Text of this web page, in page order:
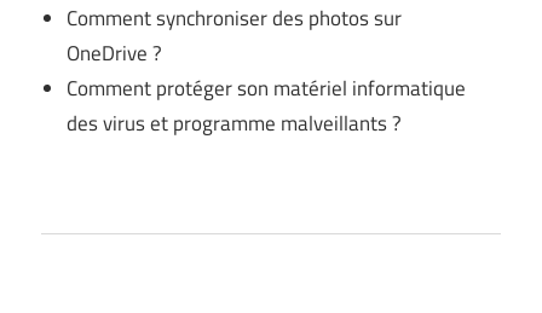
Comment synchroniser des photos sur
OneDrive ?
Comment protéger son matériel informatique
des virus et programme malveillants ?